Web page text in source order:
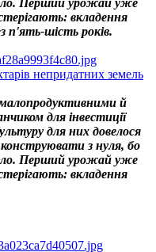
Перший урожай уже
вкладення
п'ять-шість років.
непридатних земель
й
для інвестиції
для них довелося
з нуля, бо
Перший урожай уже
вкладення